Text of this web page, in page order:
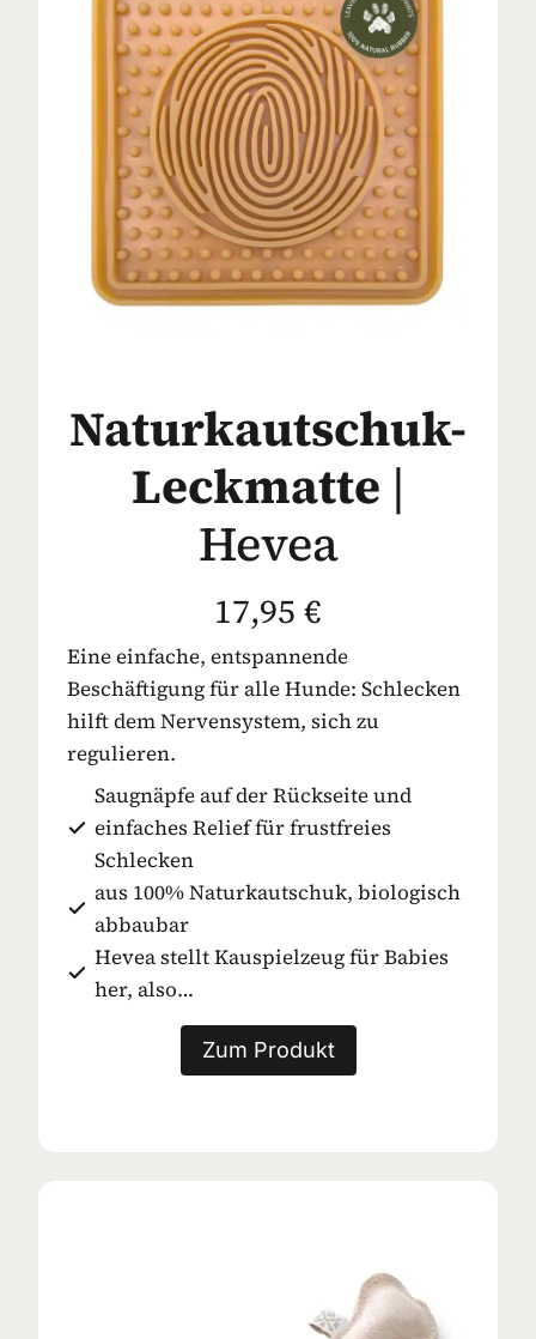
Naturkautschuk-
Leckmatte |
Hevea
17,95 €
Eine einfache, entspannende
Beschäftigung für alle Hunde: Schlecken
hilft dem Nervensystem, sich zu
regulieren.
Saugnäpfe auf der Rückseite und
einfaches Relief für frustfreies
Schlecken
aus 100% Naturkautschuk, biologisch
abbaubar
Hevea stellt Kauspielzeug für Babies
her, also…
Zum Produkt